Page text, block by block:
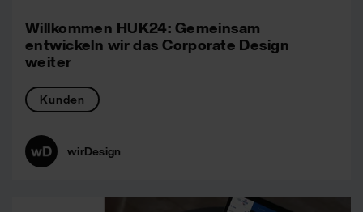
Willkommen HUK24: Gemeinsam
entwickeln wir das Corporate Design
weiter
Kunden
wirDesign